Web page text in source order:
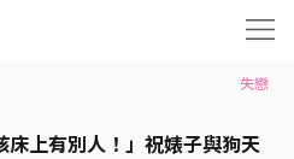
失戀
床上有別人！」祝婊子與狗天